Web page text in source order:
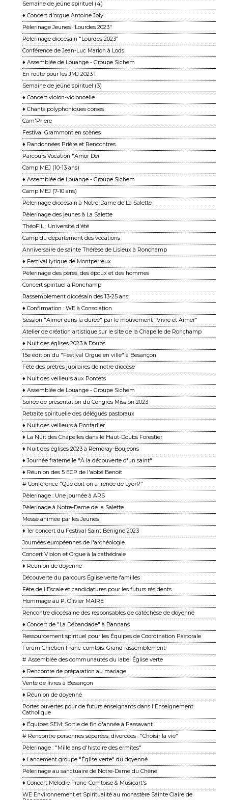
Semaine de jeûne spirituel (4)
♦ Concert d'orgue Antoine Joly
Pèlerinage Jeunes "Lourdes 2023"
Pèlerinage diocésain "Lourdes 2023"
Conférence de Jean-Luc Marion à Lods
♦ Assemblée de Louange - Groupe Sichem
En route pour les JMJ 2023 !
Semaine de jeûne spirituel (3)
♦ Concert violon-violoncelle
♦ Chants polyphoniques corses
Cam'Priere
Festival Grammont en scènes
♦ Randonnées Prière et Rencontres
Parcours Vocation "Amor Dei"
Camp MEJ (10-13 ans)
♦ Assemblée de Louange - Groupe Sichem
Camp MEJ (7-10 ans)
Pèlerinage diocésain à Notre-Dame de La Salette
Pèlerinage des jeunes à La Salette
ThéoFIL : Université d'été
Camp du département des vocations
Anniversaire de sainte Thérèse de Lisieux à Ronchamp
♦ Festival lyrique de Montperreux
Pèlerinage des pères, des époux et des hommes
Concert spirituel à Ronchamp
Rassemblement diocésain des 13-25 ans
♦ Confirmation : WE à Consolation
Session "Aimer dans la durée" par le mouvement "Vivre et Aimer"
Atelier de création artistique sur le site de la Chapelle de Ronchamp
♦ Nuit des églises 2023 à Doubs
15e édition du "Festival Orgue en ville" à Besançon
Fête des prêtres jubilaires de notre diocèse
♦ Nuit des veilleurs aux Pontets
♦ Assemblée de Louange - Groupe Sichem
Soirée de présentation du Congrès Mission 2023
Retraite spirituelle des délégués pastoraux
♦ Nuit des veilleurs à Pontarlier
♦ La Nuit des Chapelles dans le Haut-Doubs Forestier
♦ Nuit des églises 2023 à Remoray-Boujeons
♦ Journée fraternelle "À la découverte d'un saint"
♦ Réunion des 5 ECP de l'abbé Benoît
# Conférence "Que doit-on à Irénée de Lyon?"
Pèlerinage : Une journée à ARS
Pèlerinage à Notre-Dame de la Salette
Messe animée par les Jeunes
♦ 1er concert du Festival Saint Bénigne 2023
Journées européennes de l'archéologie
Concert Violon et Orgue à la cathédrale
♦ Réunion de doyenné
Découverte du parcours Église verte familles
Fête de l'Escale et candidatures pour les futurs résidents
Hommage au P. Olivier MAIRE
Rencontre diocésaine des responsables de catéchèse de doyenné
♦ Concert de "La Débandade" à Bannans
Ressourcement spirituel pour les Équipes de Coordination Pastorale
Forum Chrétien Franc-comtois: Grand rassemblement
# Assemblée des communautés du label Église verte
♦ Rencontre de préparation au mariage
Vente de livres à Besançon
♦ Réunion de doyenné
Portes ouvertes pour de futurs enseignants dans l'Enseignement
Catholique
♦ Équipes SEM: Sortie de fin d'année à Passavant
# Rencontre personnes séparées, divorcées : "Choisir la vie"
Pèlerinage : "Mille ans d'histoire des ermites"
♦ Lancement groupe "Église verte" du doyenné
Pèlerinage au sanctuaire de Notre-Dame du Chêne
♦ Concert Mélodie Franc-Comtoise & Musicart's
WE Environnement et Spiritualité au monastère Sainte Claire de